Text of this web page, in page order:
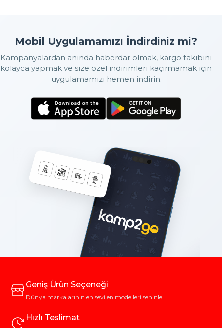
Mobil Uygulamamızı İndirdiniz mi?
Kampanyalardan anında haberdar olmak, kargo takibini
kolayca yapmak ve size özel indirimleri kaçırmamak için
uygulamamızı hemen indirin.
Geniş Ürün Seçeneği
Dünya markalarının en sevilen modelleri seninle.
Hızlı Teslimat